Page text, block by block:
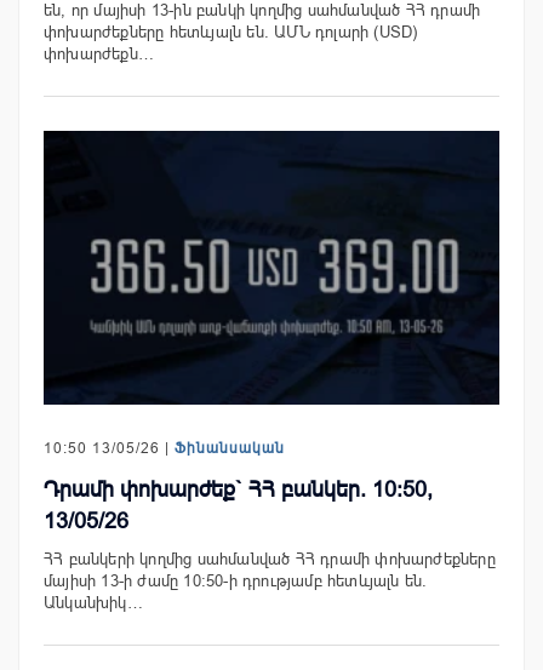
են, որ մայիսի 13-ին բանկի կողմից սահմանված ՀՀ դրամի
փոխարժեքները հետևյալն են. ԱՄՆ դոլարի (USD)
փոխարժեքն…
10:50 13/05/26 | Ֆինանսական
Դրամի փոխարժեք` ՀՀ բանկեր. 10:50,
13/05/26
ՀՀ բանկերի կողմից սահմանված ՀՀ դրամի փոխարժեքները
մայիսի 13-ի ժամը 10:50-ի դրությամբ հետևյալն են.
Անկանխիկ…